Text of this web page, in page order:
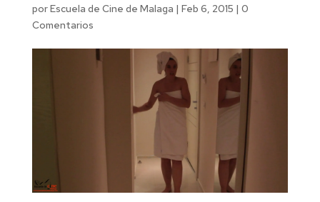
porEscuela de Cine de Malaga | Feb 6, 2015 | 0
Comentarios